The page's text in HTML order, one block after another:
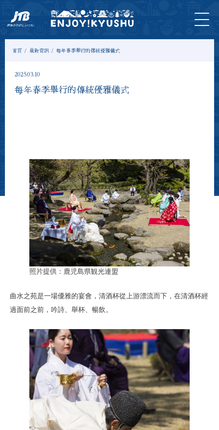
首頁 最新資訊 每年春季舉行的傳統優雅儀式
2025.03.10
每年春季舉行的傳統優雅儀式
照片提供：鹿児島県観光連盟
曲水之苑是一場優雅的宴會，清酒杯從上游漂流而下，在清酒杯經
過面前之前，吟詩、舉杯、暢飲。
首
頁
最新
資訊
旅遊
＆體
驗
門
票